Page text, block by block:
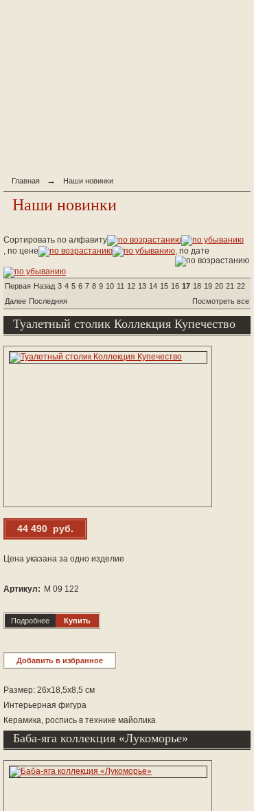
Главная → Наши новинки
Наши новинки
Сортировать по алфавиту
, по цене
, по дате
Первая Назад 3 4 5 6 7 8 9 10 11 12 13 14 15 16 17 18 19 20 21 22
Далее Последняя Посмотреть все
Туалетный столик Коллекция Купечество
44 490 руб.
Цена указана за одно изделие
Артикул: М 09 122
Подробнее Купить
Добавить в избранное
Размер: 26x18,5x8,5 см
Интерьерная фигура
Керамика, роспись в технике майолика
Баба-яга коллекция «Лукоморье»